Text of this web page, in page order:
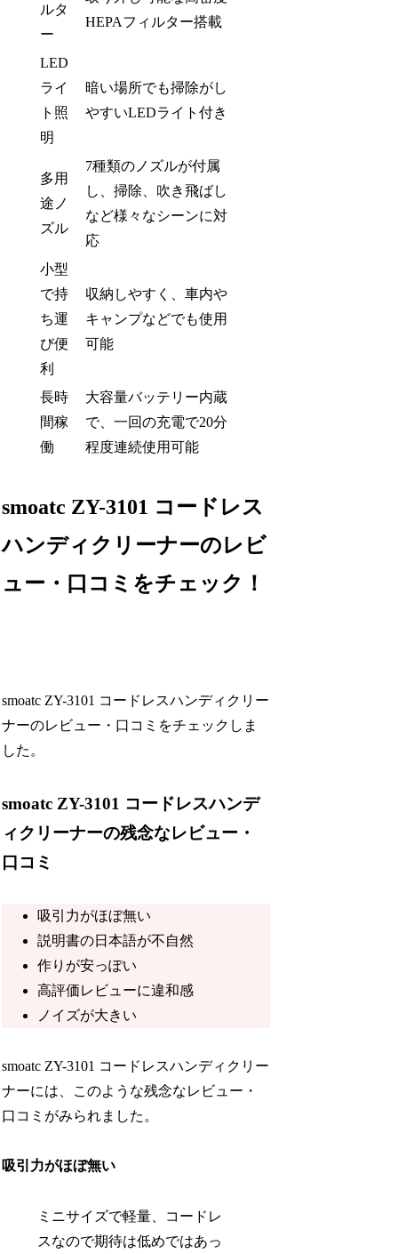
ルタ
ー
HEPAフィルター搭載
LED
ライ
ト照
明
暗い場所でも掃除がし
やすいLEDライト付き
多用
途ノ
ズル
7種類のノズルが付属
し、掃除、吹き飛ばし
など様々なシーンに対
応
小型
で持
ち運
び便
利
収納しやすく、車内や
キャンプなどでも使用
可能
長時
間稼
働
大容量バッテリー内蔵
で、一回の充電で20分
程度連続使用可能
smoatc ZY-3101 コードレス
ハンディクリーナーのレビ
ュー・口コミをチェック！
smoatc ZY-3101 コードレスハンディクリー
ナーのレビュー・口コミをチェックしま
した。
smoatc ZY-3101 コードレスハンデ
ィクリーナーの残念なレビュー・
口コミ
吸引力がほぼ無い
説明書の日本語が不自然
作りが安っぽい
高評価レビューに違和感
ノイズが大きい
smoatc ZY-3101 コードレスハンディクリー
ナーには、このような残念なレビュー・
口コミがみられました。
吸引力がほぼ無い
ミニサイズで軽量、コードレ
スなので期待は低めではあっ